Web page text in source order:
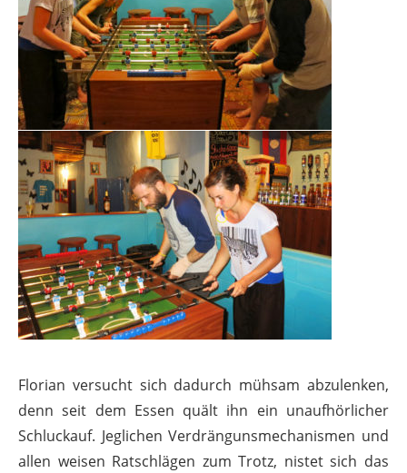
Florian versucht sich dadurch mühsam abzulenken,
denn seit dem Essen quält ihn ein unaufhörlicher
Schluckauf. Jeglichen Verdrängunsmechanismen und
allen weisen Ratschlägen zum Trotz, nistet sich das